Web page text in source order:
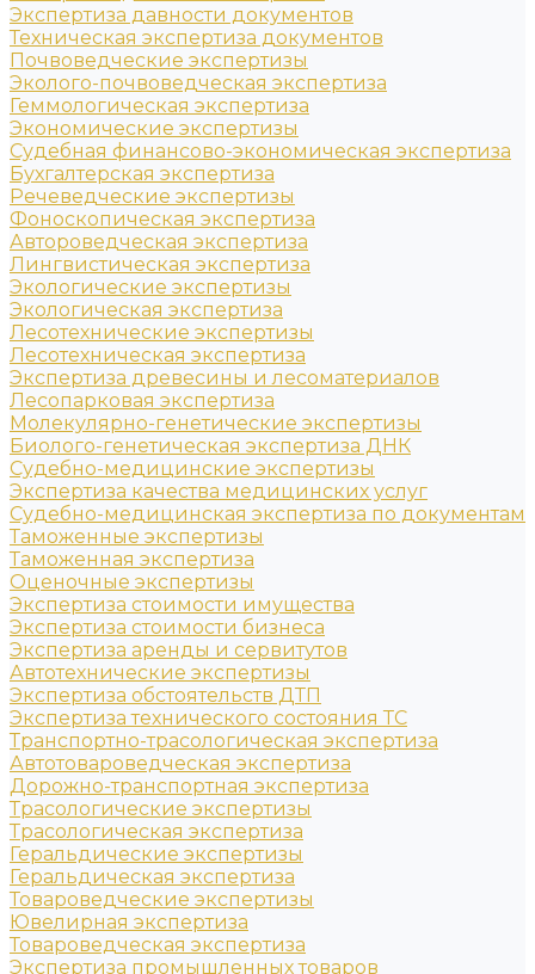
Экспертиза давности документов
Техническая экспертиза документов
Почвоведческие экспертизы
Эколого-почвоведческая экспертиза
Геммологическая экспертиза
Экономические экспертизы
Судебная финансово-экономическая экспертиза
Бухгалтерская экспертиза
Речеведческие экспертизы
Фоноскопическая экспертиза
Автороведческая экспертиза
Лингвистическая экспертиза
Экологические экспертизы
Экологическая экспертиза
Лесотехнические экспертизы
Лесотехническая экспертиза
Экспертиза древесины и лесоматериалов
Лесопарковая экспертиза
Молекулярно-генетические экспертизы
Биолого-генетическая экспертиза ДНК
Судебно-медицинские экспертизы
Экспертиза качества медицинских услуг
Судебно-медицинская экспертиза по документам
Таможенные экспертизы
Таможенная экспертиза
Оценочные экспертизы
Экспертиза стоимости имущества
Экспертиза стоимости бизнеса
Экспертиза аренды и сервитутов
Автотехнические экспертизы
Экспертиза обстоятельств ДТП
Экспертиза технического состояния ТС
Транспортно-трасологическая экспертиза
Автотовароведческая экспертиза
Дорожно-транспортная экспертиза
Трасологические экспертизы
Трасологическая экспертиза
Геральдические экспертизы
Геральдическая экспертиза
Товароведческие экспертизы
Ювелирная экспертиза
Товароведческая экспертиза
Экспертиза промышленных товаров